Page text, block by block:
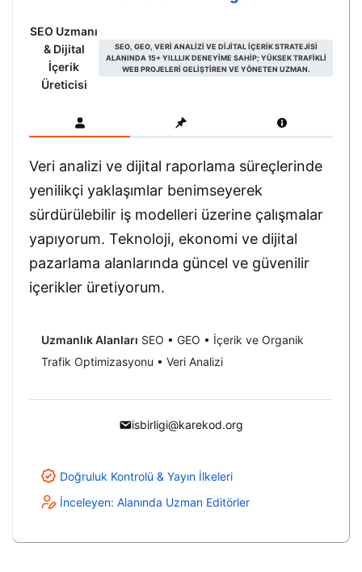
SEO Uzmanı
& Dijital
İçerik
Üreticisi
SEO, GEO, VERI ANALIZI VE DIJITAL IÇERIK STRATEJISI
ALANINDA 15+ YILLLIK DENEYIME SAHIP; YÜKSEK TRAFIKLI
WEB PROJELERI GELIŞTIREN VE YÖNETEN UZMAN.
Veri analizi ve dijital raporlama süreçlerinde
yenilikçi yaklaşımlar benimseyerek
sürdürülebilir iş modelleri üzerine çalışmalar
yapıyorum. Teknoloji, ekonomi ve dijital
pazarlama alanlarında güncel ve güvenilir
içerikler üretiyorum.
Uzmanlık Alanları SEO • GEO • İçerik ve Organik
Trafik Optimizasyonu • Veri Analizi
isbirligi@karekod.org
Doğruluk Kontrolü & Yayın İlkeleri
İnceleyen: Alanında Uzman Editörler